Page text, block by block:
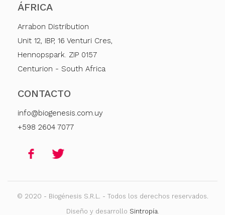
ÁFRICA
Arrabon Distribution
Unit 12, IBP, 16 Venturi Cres,
Hennopspark. ZIP 0157
Centurion - South Africa
CONTACTO
info@biogenesis.com.uy
+598 2604 7077
© 2020 - Biogénesis S.R.L. - Todos los derechos reservados.
Diseño y desarrollo Sintropía